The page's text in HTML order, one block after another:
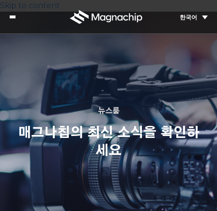
Skip to content
한국어
뉴스룸
매그나칩의 최신 소식을 확인하
세요